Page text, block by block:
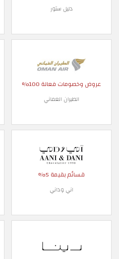
دليل ستور
عروض وخصومات فعالة 100%
الطيران العماني
قسائم بقيمة 5%
اني وداني